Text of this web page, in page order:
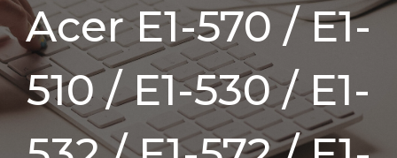
Acer E1-570 / E1-
510 / E1-530 / E1-